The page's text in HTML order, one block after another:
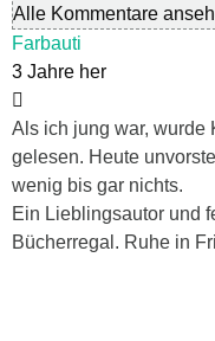
Alle Kommentare
Farbauti
3 Jahre her
Als ich jung war, wurde
gelesen. Heute
wenig bis gar nichts.
Ein Lieblingsautor und
Bücherregal. Ruhe in